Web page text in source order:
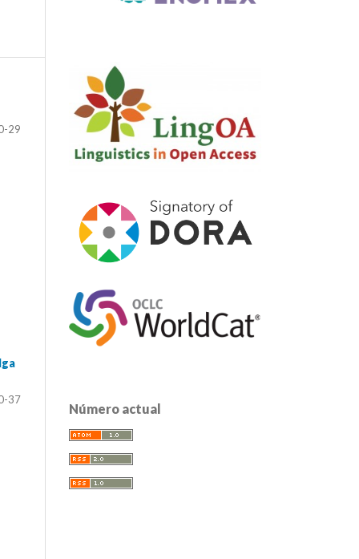
29
37
Número actual